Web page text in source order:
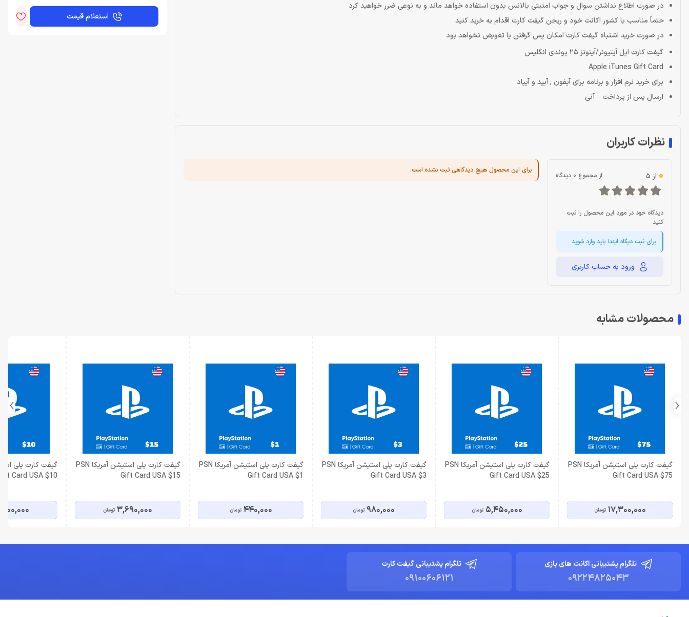
در صورت اطلاع نداشتن سوال و جواب امنیتی بالانس بدون استفاده خواهد ماند و به نوعی ضرر خواهید کرد
حتماً مناسب با کشور اکانت خود و ریجن گیفت کارت اقدام به خرید کنید
در صورت خرید اشتباه گیفت کارت امکان پس گرفتن یا تعویض نخواهد بود
گیفت کارت اپل آیتیونز/آیتونز 25 پوندی انگلیس
برای خرید نرم افزار و برنامه برای آیفون , آیپد و آیپاد
ارسال پس از پرداخت – آنی
نظرات کاربران
0 از 5 از مجموع 0 دیدگاه
دیدگاه خود در مورد این محصول را ثبت
کنید
برای ثبت دیگاه ایندا باید وارد شوید
ورود به حساب کاربری
برای این محصول هیچ دیدگاهی ثبت نشده است.
استعلام قیمت
محصولات مشابه
گیفت کارت پلی استیشن آمریکا PSN
Gift Card USA $75
17,300,000 تومان
گیفت کارت پلی استیشن آمریکا PSN
Gift Card USA $25
5,450,000 تومان
گیفت کارت پلی استیشن آمریکا PSN
Gift Card USA $3
980,000 تومان
گیفت کارت پلی استیشن آمریکا PSN
Gift Card USA $1
440,000 تومان
گیفت کارت پلی استیشن آمریکا PSN
Gift Card USA $15
3,690,000 تومان
Card USA $10
تلگرام پشتیبانی اکانت های بازی
09224825043
تلگرام پشتیبانی گیفت کارت
09100606121